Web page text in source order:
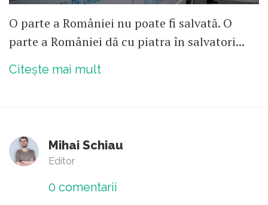
O parte a României nu poate fi salvată. O
parte a României dă cu piatra în salvatori...
Citește mai mult
Mihai Schiau
Editor
0 comentarii